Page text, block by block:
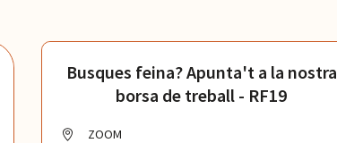
Busques feina? Apunta't a la nostra
borsa de treball - RF19
ZOOM